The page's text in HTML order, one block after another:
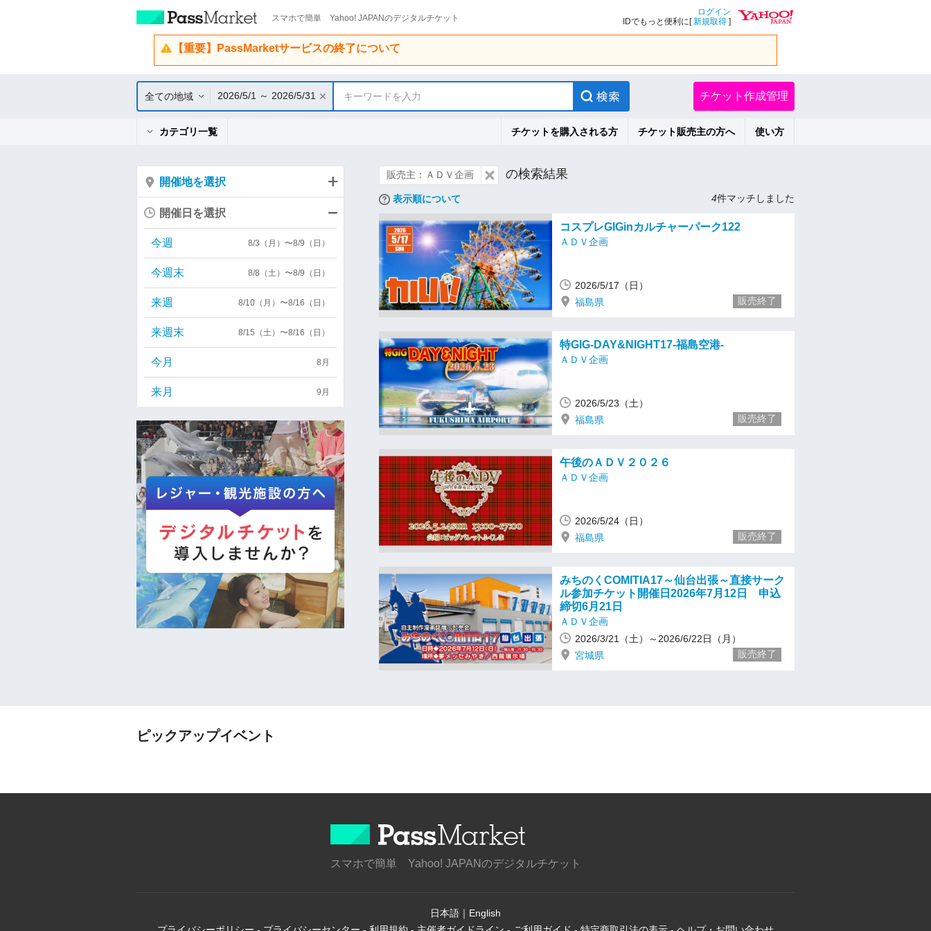
スマホで簡単 Yahoo! JAPANのデジタルチケット
ログイン
IDでもっと便利に[新規取得 ]
【重要】PassMarketサービスの終了について
全ての地域 2026/5/1 ～ 2026/5/31 キーワードを入力 チケット作成管理
カテゴリ一覧 チケットを購入される方 チケット販売主の方へ 使い方
販売主：ＡＤＶ企画 の検索結果
表示順について 4件マッチしました
コスプレGIGinカルチャーパーク122
ＡＤＶ企画
2026/5/17（日）
福島県
販売終了
特GIG-DAY&NIGHT17-福島空港-
ＡＤＶ企画
2026/5/23（土）
福島県
販売終了
午後のＡＤＶ２０２６
ＡＤＶ企画
2026/5/24（日）
福島県
販売終了
みちのくCOMITIA17～仙台出張～直接サーク
ル参加チケット開催日2026年7月12日 申込
締切6月21日
ＡＤＶ企画
2026/3/21（土）～2026/6/22日（月）
宮城県
販売終了
開催地を選択
開催日を選択
今週 8/3（月）〜8/9（日）
今週末 8/8（土）〜8/9（日）
来週 8/10（月）〜8/16（日）
来週末 8/15（土）〜8/16（日）
今月 8月
来月 9月
ピックアップイベント
スマホで簡単 Yahoo! JAPANのデジタルチケット
日本語 ｜ English